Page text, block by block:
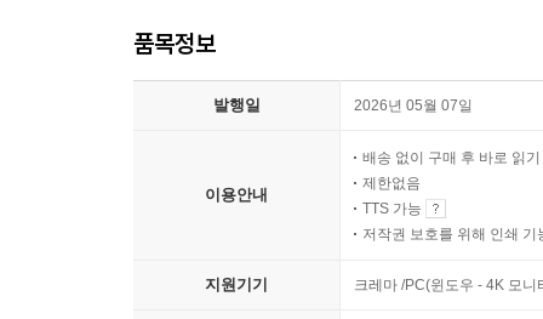
품목정보
발행일 2026년 05월 07일
이용안내
배송 없이 구매 후 바로 읽기
제한없음
TTS 가능
저작권 보호를 위해 인쇄 기
지원기기 크레마 /PC(윈도우 - 4K 모